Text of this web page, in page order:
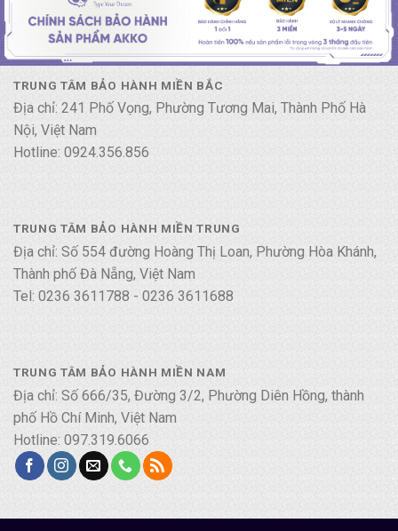
TRUNG TÂM BẢO HÀNH MIỀN BẮC
Địa chỉ: 241 Phố Vọng, Phường Tương Mai, Thành Phố Hà
Nội, Việt Nam
Hotline: 0924.356.856
TRUNG TÂM BẢO HÀNH MIỀN TRUNG
Địa chỉ: Số 554 đường Hoàng Thị Loan, Phường Hòa Khánh,
Thành phố Đà Nẵng, Việt Nam
Tel: 0236 3611788 - 0236 3611688
TRUNG TÂM BẢO HÀNH MIỀN NAM
Địa chỉ: Số 666/35, Đường 3/2, Phường Diên Hồng, thành
phố Hồ Chí Minh, Việt Nam
Hotline: 097.319.6066